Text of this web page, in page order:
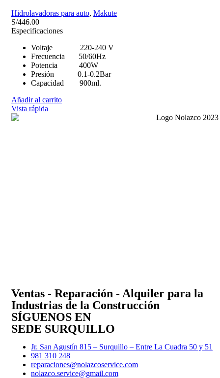
Hidrolavadoras para auto, Makute
S/446.00
Especificaciones
Voltaje 220-240 V
Frecuencia 50/60Hz
Potencia 400W
Presión 0.1-0.2Bar
Capacidad 900ml.
Añadir al carrito
Vista rápida
Ventas - Reparación - Alquiler para la
Industrias de la Construcción
SÍGUENOS EN
SEDE SURQUILLO
Jr. San Agustín 815 – Surquillo – Entre La Cuadra 50 y 51
981 310 248
reparaciones@nolazcoservice.com
nolazco.service@gmail.com